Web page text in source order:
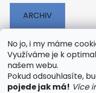
No jo, i my máme
Využíváme je k
našem webu.
Pokud odsouhlasíte,
pojede jak má! Více
ARCHIV
🟢 TECHNOLOGIE
🟢